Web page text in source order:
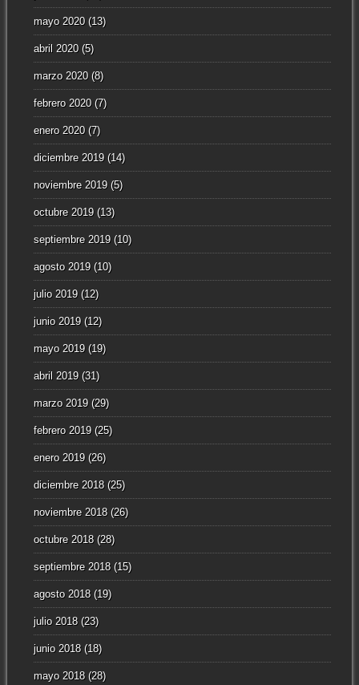
mayo 2020(13)
abril 2020(5)
marzo 2020(8)
febrero 2020(7)
enero 2020(7)
diciembre 2019(14)
noviembre 2019(5)
octubre 2019(13)
septiembre 2019(10)
agosto 2019(10)
julio 2019(12)
junio 2019(12)
mayo 2019(19)
abril 2019(31)
marzo 2019(29)
febrero 2019(25)
enero 2019(26)
diciembre 2018(25)
noviembre 2018(26)
octubre 2018(28)
septiembre 2018(15)
agosto 2018(19)
julio 2018(23)
junio 2018(18)
mayo 2018(28)